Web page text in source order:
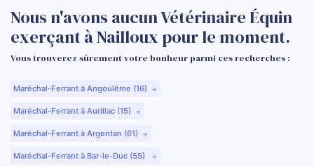
Nous n'avons aucun Vétérinaire Équin
exerçant à Nailloux pour le moment.
Vous trouverez sûrement votre bonheur parmi ces recherches :
Maréchal-Ferrant à Angoulême (16)
Maréchal-Ferrant à Aurillac (15)
Maréchal-Ferrant à Argentan (61)
Maréchal-Ferrant à Bar-le-Duc (55)